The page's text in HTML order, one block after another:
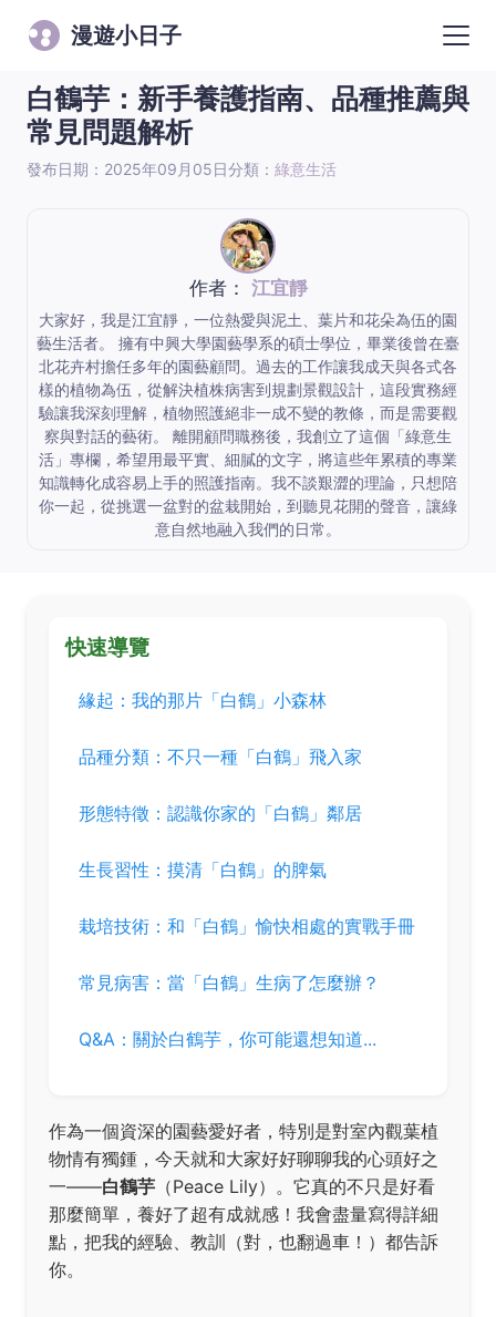
漫遊小日子
白鶴芋：新手養護指南、品種推薦與
常見問題解析
發布日期：2025年09月05日分類： 綠意生活
作者： 江宜靜
大家好，我是江宜靜，一位熱愛與泥土、葉片和花朵為伍的園
藝生活者。 擁有中興大學園藝學系的碩士學位，畢業後曾在臺
北花卉村擔任多年的園藝顧問。過去的工作讓我成天與各式各
樣的植物為伍，從解決植株病害到規劃景觀設計，這段實務經
驗讓我深刻理解，植物照護絕非一成不變的教條，而是需要觀
察與對話的藝術。 離開顧問職務後，我創立了這個「綠意生
活」專欄，希望用最平實、細膩的文字，將這些年累積的專業
知識轉化成容易上手的照護指南。我不談艱澀的理論，只想陪
你一起，從挑選一盆對的盆栽開始，到聽見花開的聲音，讓綠
意自然地融入我們的日常。
快速導覽
緣起：我的那片「白鶴」小森林
品種分類：不只一種「白鶴」飛入家
形態特徵：認識你家的「白鶴」鄰居
生長習性：摸清「白鶴」的脾氣
栽培技術：和「白鶴」愉快相處的實戰手冊
常見病害：當「白鶴」生病了怎麼辦？
Q&A：關於白鶴芋，你可能還想知道...
作為一個資深的園藝愛好者，特別是對室內觀葉植
物情有獨鍾，今天就和大家好好聊聊我的心頭好之
一——白鶴芋 （Peace Lily）。它真的不只是好看
那麼簡單，養好了超有成就感！我會盡量寫得詳細
點，把我的經驗、教訓（對，也翻過車！）都告訴
你。